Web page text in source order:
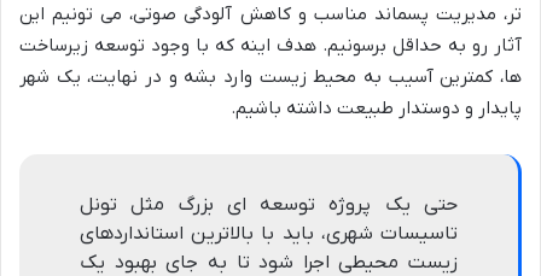
تر، مدیریت پسماند مناسب و کاهش آلودگی صوتی، می تونیم این
آثار رو به حداقل برسونیم. هدف اینه که با وجود توسعه زیرساخت
ها، کمترین آسیب به محیط زیست وارد بشه و در نهایت، یک شهر
پایدار و دوستدار طبیعت داشته باشیم.
حتی یک پروژه توسعه ای بزرگ مثل تونل
تاسیسات شهری، باید با بالاترین استانداردهای
زیست محیطی اجرا شود تا به جای بهبود یک